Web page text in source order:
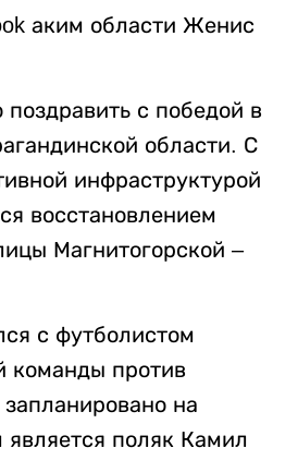
аким области Женис
с победой в
области. С
инфраструктурой
восстановлением
Магнитогорской –
с футболистом
команды против
на
поляк Камил